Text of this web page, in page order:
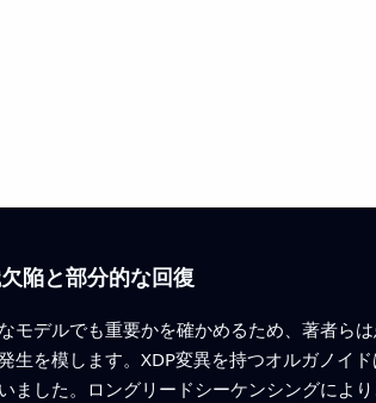
陥と部分的な回復
モデルでも重要かを確かめるため、著者ら
生を模します。XDP変異を持つオルガノイ
ました。ロングリードシーケンシングによ